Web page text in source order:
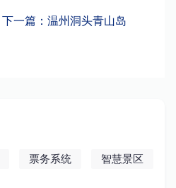
下一篇：温州洞头青山岛
票务系统 智慧景区